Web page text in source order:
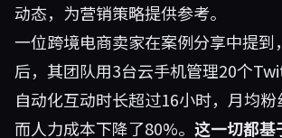
动态，为营销策略提供参考。
一位跨境电商卖家在案例分享中提到
后，其团队用3台云手机管理20个
自动化互动时长超过16小时，月均粉
而人力成本下降了80%。 这一切都基